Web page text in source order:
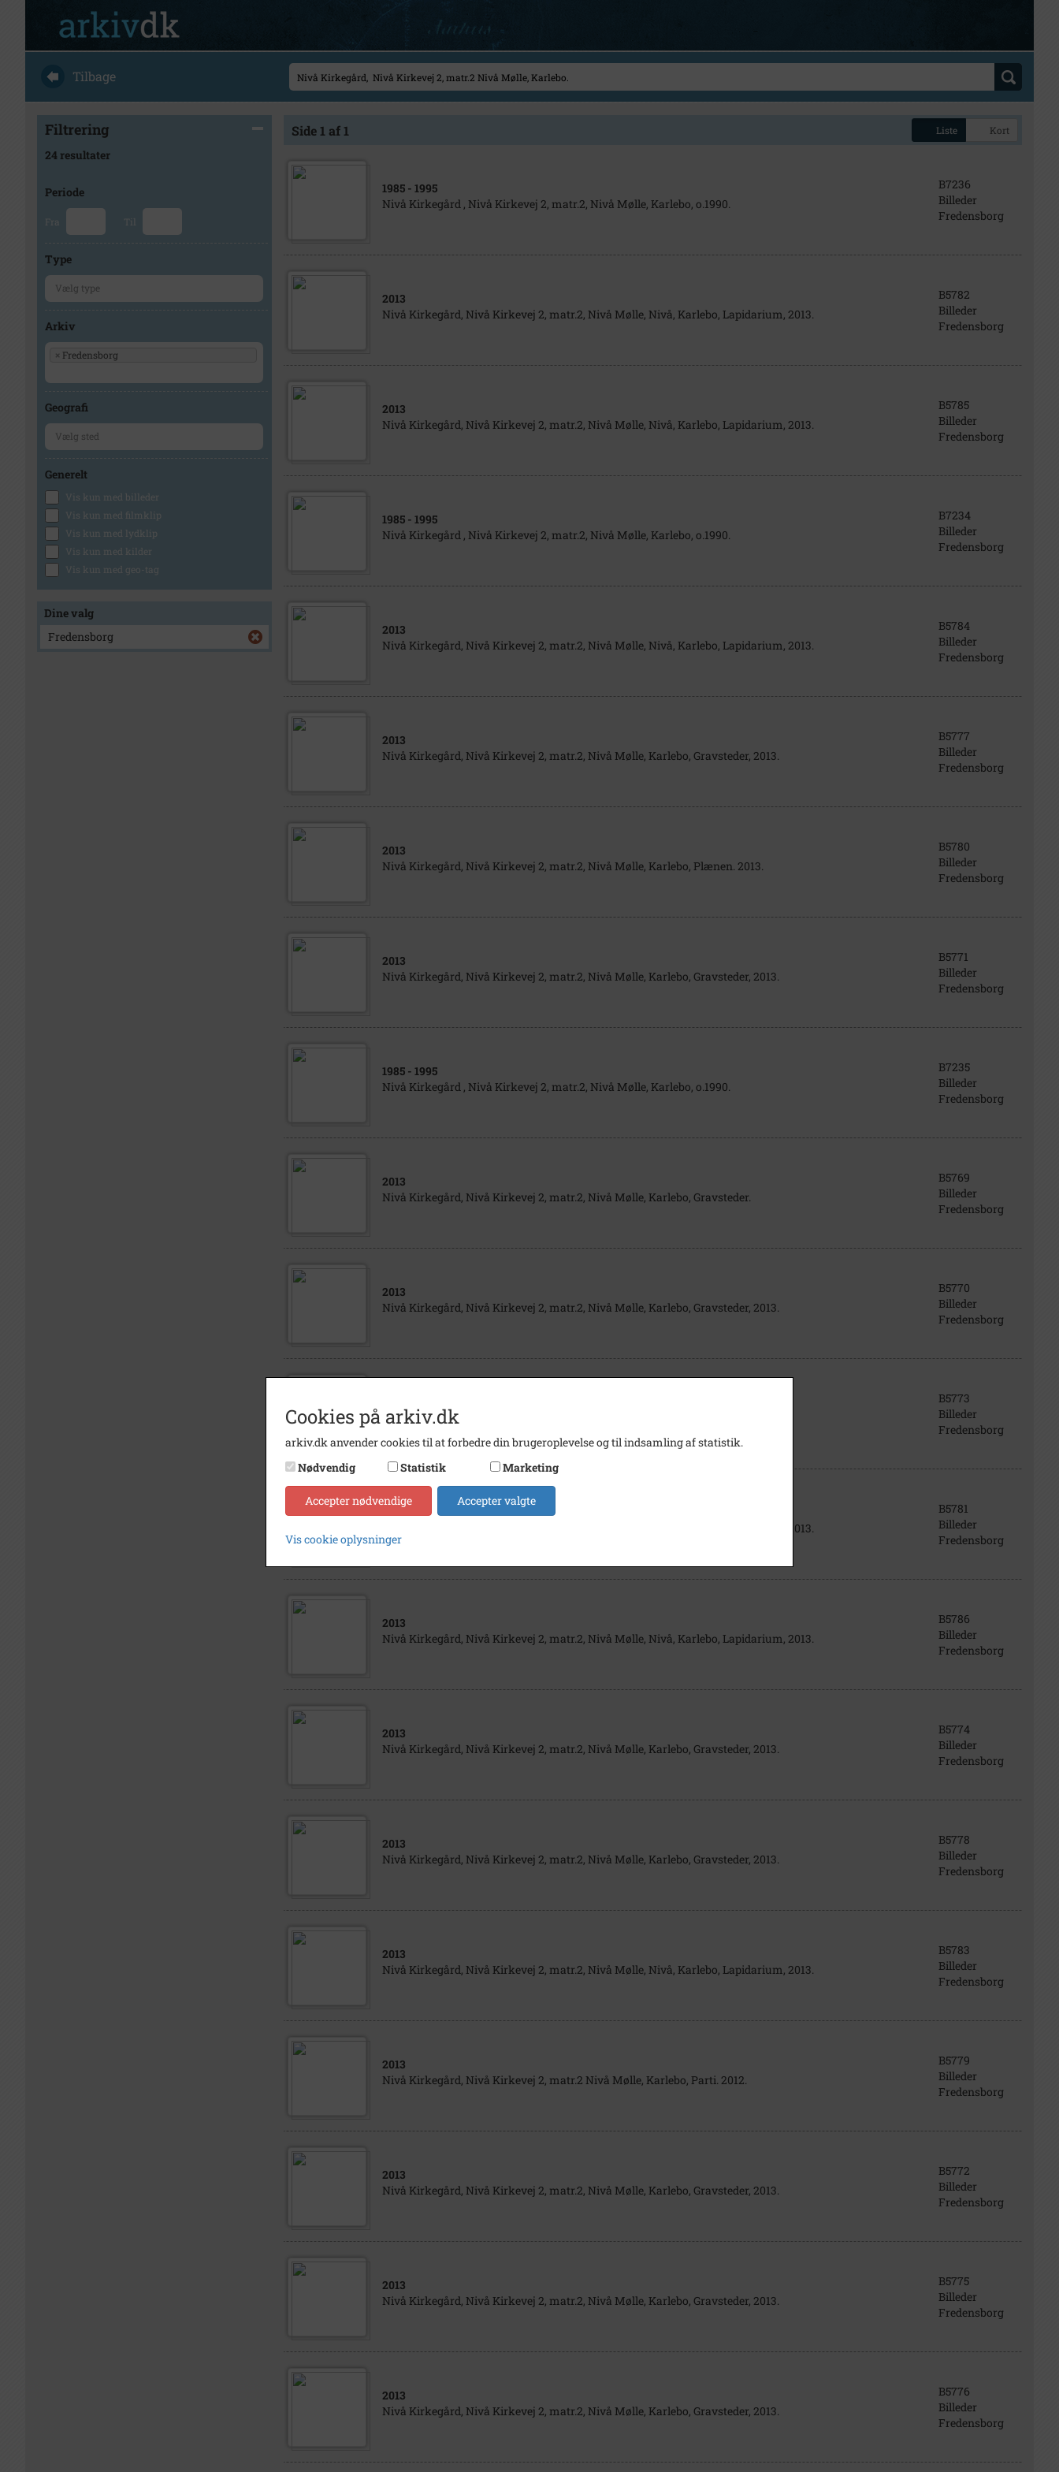
Tilbage
Filtrering
24 resultater
Periode
Fra Til
Type
Arkiv
× Fredensborg
Geografi
Generelt
Vis kun med billeder
Vis kun med filmklip
Vis kun med lydklip
Vis kun med kilder
Vis kun med geo-tag
Dine valg
Fredensborg
Side 1 af 1 Liste Kort
1985 - 1995
Nivå Kirkegård , Nivå Kirkevej 2, matr.2, Nivå Mølle, Karlebo, o.1990.
B7236
Billeder
Fredensborg
2013
Nivå Kirkegård, Nivå Kirkevej 2, matr.2, Nivå Mølle, Nivå, Karlebo, Lapidarium, 2013.
B5782
Billeder
Fredensborg
2013
Nivå Kirkegård, Nivå Kirkevej 2, matr.2, Nivå Mølle, Nivå, Karlebo, Lapidarium, 2013.
B5785
Billeder
Fredensborg
1985 - 1995
Nivå Kirkegård , Nivå Kirkevej 2, matr.2, Nivå Mølle, Karlebo, o.1990.
B7234
Billeder
Fredensborg
2013
Nivå Kirkegård, Nivå Kirkevej 2, matr.2, Nivå Mølle, Nivå, Karlebo, Lapidarium, 2013.
B5784
Billeder
Fredensborg
2013
Nivå Kirkegård, Nivå Kirkevej 2, matr.2, Nivå Mølle, Karlebo, Gravsteder, 2013.
B5777
Billeder
Fredensborg
2013
Nivå Kirkegård, Nivå Kirkevej 2, matr.2, Nivå Mølle, Karlebo, Plænen. 2013.
B5780
Billeder
Fredensborg
2013
Nivå Kirkegård, Nivå Kirkevej 2, matr.2, Nivå Mølle, Karlebo, Gravsteder, 2013.
B5771
Billeder
Fredensborg
1985 - 1995
Nivå Kirkegård , Nivå Kirkevej 2, matr.2, Nivå Mølle, Karlebo, o.1990.
B7235
Billeder
Fredensborg
2013
Nivå Kirkegård, Nivå Kirkevej 2, matr.2, Nivå Mølle, Karlebo, Gravsteder.
B5769
Billeder
Fredensborg
2013
Nivå Kirkegård, Nivå Kirkevej 2, matr.2, Nivå Mølle, Karlebo, Gravsteder, 2013.
B5770
Billeder
Fredensborg
Nivå Kirkegård, Nivå Kirkevej 2, matr.2, Nivå Mølle, Karlebo, Gravsteder, 2013.
B5773
Billeder
Fredensborg
2013
Nivå Kirkegård, Nivå Kirkevej 2, matr.2, Nivå Mølle, Nivå, Karlebo, Lapidarium, 2013.
B5781
Billeder
Fredensborg
2013
Nivå Kirkegård, Nivå Kirkevej 2, matr.2, Nivå Mølle, Nivå, Karlebo, Lapidarium, 2013.
B5786
Billeder
Fredensborg
2013
Nivå Kirkegård, Nivå Kirkevej 2, matr.2, Nivå Mølle, Karlebo, Gravsteder, 2013.
B5774
Billeder
Fredensborg
2013
Nivå Kirkegård, Nivå Kirkevej 2, matr.2, Nivå Mølle, Karlebo, Gravsteder, 2013.
B5778
Billeder
Fredensborg
2013
Nivå Kirkegård, Nivå Kirkevej 2, matr.2, Nivå Mølle, Nivå, Karlebo, Lapidarium, 2013.
B5783
Billeder
Fredensborg
2013
Nivå Kirkegård, Nivå Kirkevej 2, matr.2 Nivå Mølle, Karlebo, Parti. 2012.
B5779
Billeder
Fredensborg
2013
Nivå Kirkegård, Nivå Kirkevej 2, matr.2, Nivå Mølle, Karlebo, Gravsteder, 2013.
B5772
Billeder
Fredensborg
2013
Nivå Kirkegård, Nivå Kirkevej 2, matr.2, Nivå Mølle, Karlebo, Gravsteder, 2013.
B5775
Billeder
Fredensborg
2013
Nivå Kirkegård, Nivå Kirkevej 2, matr.2, Nivå Mølle, Karlebo, Gravsteder, 2013.
B5776
Billeder
Fredensborg
Cookies på arkiv.dk
arkiv.dk anvender cookies til at forbedre din brugeroplevelse og til indsamling af statistik.
Nødvendig
Statistik Marketing
Accepter nødvendige Accepter valgte
Vis cookie oplysninger